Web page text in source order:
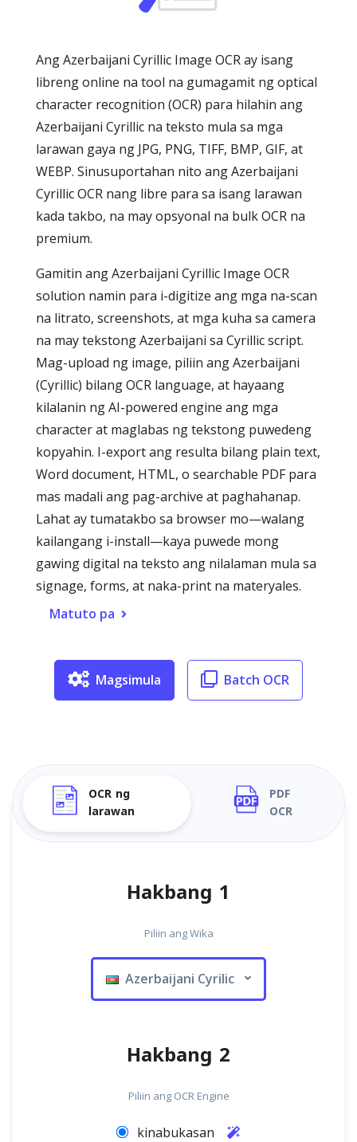
Ang Azerbaijani Cyrillic Image OCR ay isang
libreng online na tool na gumagamit ng optical
character recognition (OCR) para hilahin ang
Azerbaijani Cyrillic na teksto mula sa mga
larawan gaya ng JPG, PNG, TIFF, BMP, GIF, at
WEBP. Sinusuportahan nito ang Azerbaijani
Cyrillic OCR nang libre para sa isang larawan
kada takbo, na may opsyonal na bulk OCR na
premium.
Gamitin ang Azerbaijani Cyrillic Image OCR
solution namin para i-digitize ang mga na-scan
na litrato, screenshots, at mga kuha sa camera
na may tekstong Azerbaijani sa Cyrillic script.
Mag-upload ng image, piliin ang Azerbaijani
(Cyrillic) bilang OCR language, at hayaang
kilalanin ng AI-powered engine ang mga
character at maglabas ng tekstong puwedeng
kopyahin. I-export ang resulta bilang plain text,
Word document, HTML, o searchable PDF para
mas madali ang pag-archive at paghahanap.
Lahat ay tumatakbo sa browser mo—walang
kailangang i-install—kaya puwede mong
gawing digital na teksto ang nilalaman mula sa
signage, forms, at naka-print na materyales.
Matuto pa
Magsimula Batch OCR
OCR ng
larawan
PDF
OCR
Hakbang 1
Piliin ang Wika
Azerbaijani Cyrilic
Hakbang 2
Piliin ang OCR Engine
kinabukasan